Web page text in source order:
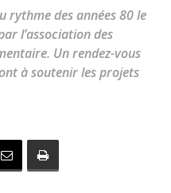
rythme des années 80 le
l’association des
Un rendez-vous
à soutenir les projets